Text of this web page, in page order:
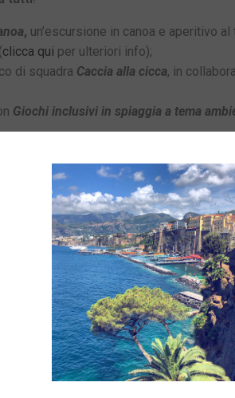
, un’escursione in canoa e aperitivo al
clicca qui per ulteriori info);
di squadra Caccia alla cicca, in
Giochi inclusivi in spiaggia a tema